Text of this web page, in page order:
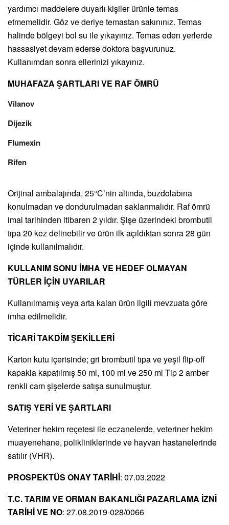
yardımcı maddelere duyarlı kişiler ürünle temas
etmemelidir. Göz ve deriye temastan sakınınız. Temas
halinde bölgeyi bol su ile yıkayınız. Temas eden yerlerde
hassasiyet devam ederse doktora başvurunuz.
Kullanımdan sonra ellerinizi yıkayınız.
MUHAFAZA ŞARTLARI VE RAF ÖMRÜ
Vilanov
Dijezik
Flumexin
Rifen
Orijinal ambalajında, 25°C’nin altında, buzdolabına
konulmadan ve dondurulmadan saklanmalıdır. Raf ömrü
imal tarihinden itibaren 2 yıldır. Şişe üzerindeki brombutil
tıpa 20 kez delinebilir ve ürün ilk açıldıktan sonra 28 gün
içinde kullanılmalıdır.
KULLANIM SONU İMHA VE HEDEF OLMAYAN
TÜRLER İÇİN UYARILAR
Kullanılmamış veya arta kalan ürün ilgili mevzuata göre
imha edilmelidir.
TİCARİ TAKDİM ŞEKİLLERİ
Karton kutu içerisinde; gri brombutil tıpa ve yeşil flip-off
kapakla kapatılmış 50 ml, 100 ml ve 250 ml Tip 2 amber
renkli cam şişelerde satışa sunulmuştur.
SATIŞ YERİ VE ŞARTLARI
Veteriner hekim reçetesi ile eczanelerde, veteriner hekim
muayenehane, polikliniklerinde ve hayvan hastanelerinde
satılır (VHR).
PROSPEKTÜS ONAY TARİHİ: 07.03.2022
T.C. TARIM VE ORMAN BAKANLIĞI PAZARLAMA İZNİ
TARİHİ VE NO: 27.08.2019-028/0066